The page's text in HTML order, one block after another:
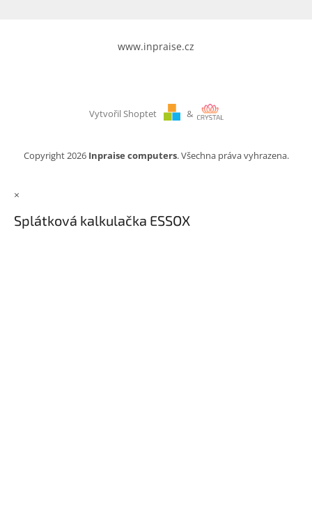
www.inpraise.cz
Vytvořil Shoptet &
Copyright 2026 Inpraise computers. Všechna práva vyhrazena.
×
Splátková kalkulačka ESSOX